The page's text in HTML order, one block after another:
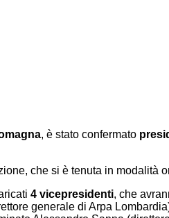
, è stato confermato
che si è tenuta in modalità
4 vicepresidenti, che
generale di Arpa